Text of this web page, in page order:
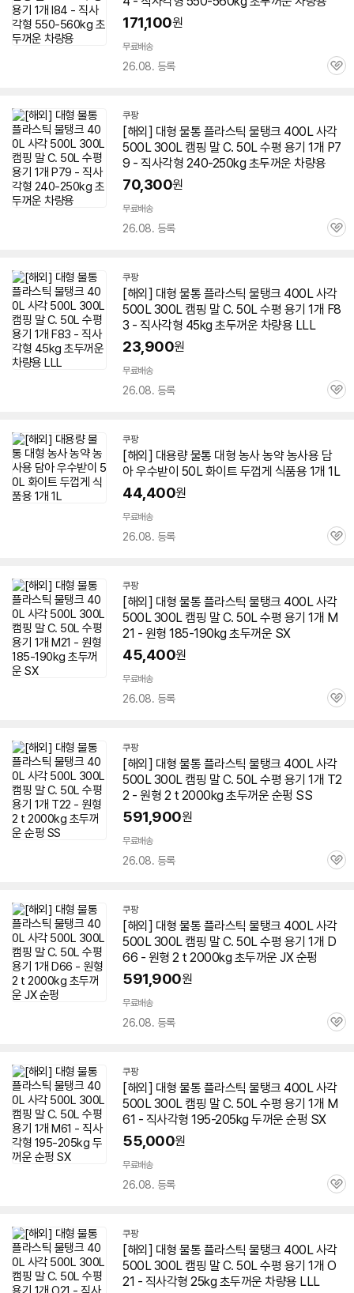
171,100원
무료배송
26.08. 등록
관
쿠팡
[해외] 대형 물통 플라스틱 물탱크 400L 사각
500L 300L 캠핑 말 C. 50L 수평 용기 1개 P7
9 - 직사각형 240-250kg 초두꺼운 차량용
70,300원
무료배송
26.08. 등록
관
쿠팡
[해외] 대형 물통 플라스틱 물탱크 400L 사각
500L 300L 캠핑 말 C. 50L 수평 용기 1개 F8
3 - 직사각형 45kg 초두꺼운 차량용 LLL
23,900원
무료배송
26.08. 등록
관
쿠팡
[해외] 대용량물통 대형 농사 농약 농사용 담
아 우수받이 50L 화이트 두껍게 식품용 1개 1L
44,400원
무료배송
26.08. 등록
관
쿠팡
[해외] 대형 물통 플라스틱 물탱크 400L 사각
500L 300L 캠핑 말 C. 50L 수평 용기 1개 M
21 - 원형 185-190kg 초두꺼운 SX
45,400원
무료배송
26.08. 등록
관
쿠팡
[해외] 대형 물통 플라스틱 물탱크 400L 사각
500L 300L 캠핑 말 C. 50L 수평 용기 1개 T2
2 - 원형 2 t 2000kg 초두꺼운 순펑 SS
591,900원
무료배송
26.08. 등록
관
쿠팡
[해외] 대형 물통 플라스틱 물탱크 400L 사각
500L 300L 캠핑 말 C. 50L 수평 용기 1개 D
66 - 원형 2 t 2000kg 초두꺼운 JX 순펑
591,900원
무료배송
26.08. 등록
관
쿠팡
[해외] 대형 물통 플라스틱 물탱크 400L 사각
500L 300L 캠핑 말 C. 50L 수평 용기 1개 M
61 - 직사각형 195-205kg 두꺼운 순펑 SX
55,000원
무료배송
26.08. 등록
관
쿠팡
[해외] 대형 물통 플라스틱 물탱크 400L 사각
500L 300L 캠핑 말 C. 50L 수평 용기 1개 O
21 - 직사각형 25kg 초두꺼운 차량용 LLL